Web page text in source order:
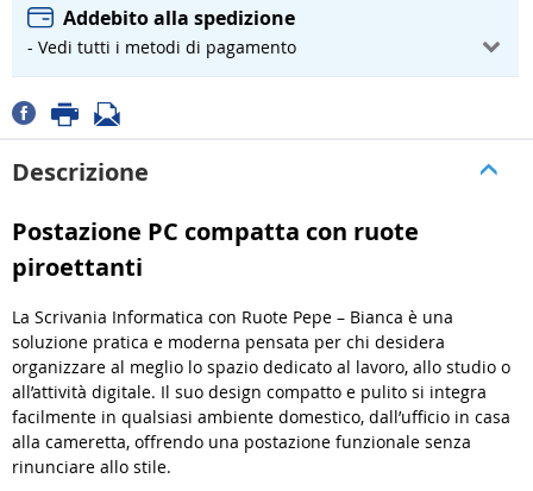
Addebito alla spedizione
- Vedi tutti i metodi di pagamento
Descrizione
Postazione PC compatta con ruote
piroettanti
La Scrivania Informatica con Ruote Pepe – Bianca è una
soluzione pratica e moderna pensata per chi desidera
organizzare al meglio lo spazio dedicato al lavoro, allo studio o
all’attività digitale. Il suo design compatto e pulito si integra
facilmente in qualsiasi ambiente domestico, dall’ufficio in casa
alla cameretta, offrendo una postazione funzionale senza
rinunciare allo stile.